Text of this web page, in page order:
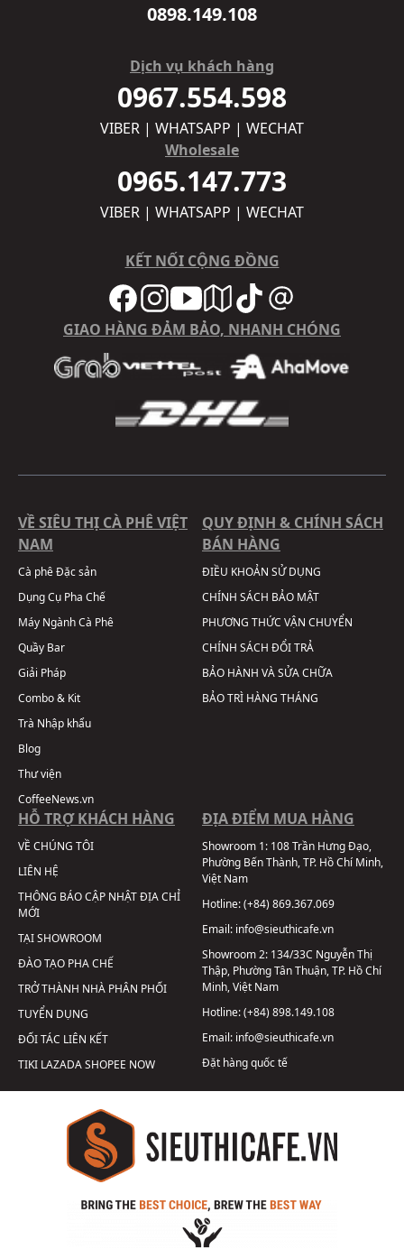
0898.149.108
Dịch vụ khách hàng
0967.554.598
VIBER | WHATSAPP | WECHAT
Wholesale
0965.147.773
VIBER | WHATSAPP | WECHAT
KẾT NỐI CỘNG ĐỒNG
GIAO HÀNG ĐẢM BẢO, NHANH CHÓNG
VỀ SIÊU THỊ CÀ PHÊ VIỆT
NAM
Cà phê Đặc sản
Dụng Cụ Pha Chế
Máy Ngành Cà Phê
Quầy Bar
Giải Pháp
Combo & Kit
Trà Nhập khẩu
Blog
Thư viện
CoffeeNews.vn
QUY ĐỊNH & CHÍNH SÁCH
BÁN HÀNG
ĐIỀU KHOẢN SỬ DỤNG
CHÍNH SÁCH BẢO MẬT
PHƯƠNG THỨC VẬN CHUYỂN
CHÍNH SÁCH ĐỔI TRẢ
BẢO HÀNH VÀ SỬA CHỮA
BẢO TRÌ HÀNG THÁNG
HỖ TRỢ KHÁCH HÀNG
VỀ CHÚNG TÔI
LIÊN HỆ
THÔNG BÁO CẬP NHẬT ĐỊA CHỈ
MỚI
TẠI SHOWROOM
ĐÀO TẠO PHA CHẾ
TRỞ THÀNH NHÀ PHÂN PHỐI
TUYỂN DỤNG
ĐỐI TÁC LIÊN KẾT
TIKI LAZADASHOPEE NOW
ĐỊA ĐIỂM MUA HÀNG
Showroom 1: 108 Trần Hưng Đạo,
Phường Bến Thành, TP. Hồ Chí Minh,
Việt Nam
Hotline:(+84) 869.367.069
Email: info@sieuthicafe.vn
Showroom 2: 134/33C Nguyễn Thị
Thập, Phường Tân Thuận, TP. Hồ Chí
Minh, Việt Nam
Hotline:(+84) 898.149.108
Email: info@sieuthicafe.vn
Đặt hàng quốc tế